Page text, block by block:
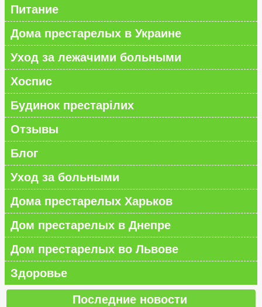
Питание
Дома престарелых в Украине
Уход за лежачими больными
Хоспис
Будинок престарілих
Отзывы
Блог
Уход за больными
Дома престарелых Харьков
Дом престарелых в Днепре
Дом престарелых во Львове
Здоровье
Последние новости